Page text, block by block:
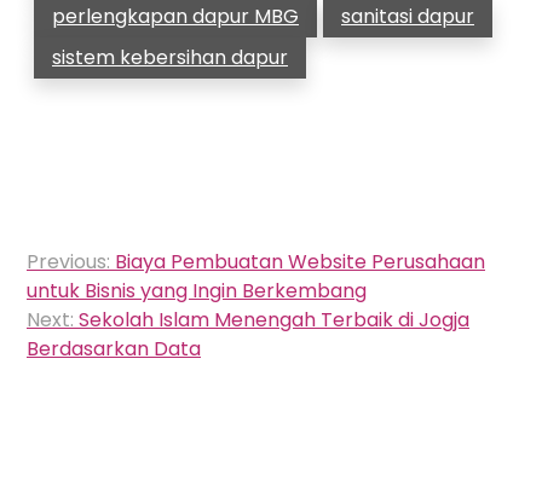
perlengkapan dapur MBG
sanitasi dapur
sistem kebersihan dapur
Navigasi
pos
Previous: Biaya Pembuatan Website Perusahaan
untuk Bisnis yang Ingin Berkembang
Next: Sekolah Islam Menengah Terbaik di Jogja
Berdasarkan Data